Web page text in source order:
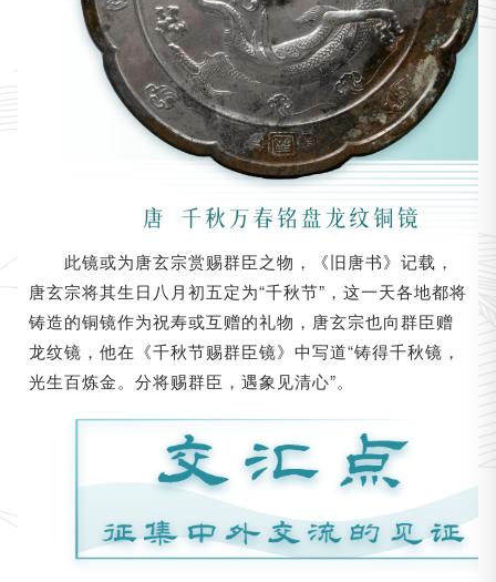
此镜或为唐玄宗赏赐群臣之物，《旧唐书》记载，
唐玄宗将其生日八月初五定为“千秋节”，这一天各地都将
铸造的铜镜作为祝寿或互赠的礼物，唐玄宗也向群臣赠
龙纹镜，他在《千秋节赐群臣镜》中写道“铸得千秋镜，
光生百炼金。分将赐群臣，遇象见清心”。